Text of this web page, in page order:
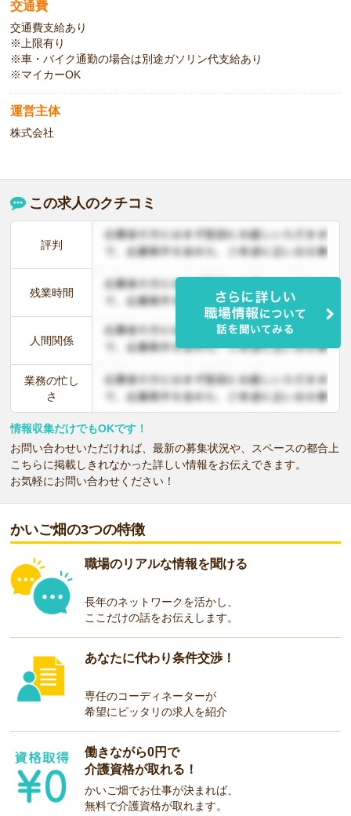
交通費
交通費支給あり
※上限有り
※車・バイク通勤の場合は別途ガソリン代支給あり
※マイカーOK
運営主体
株式会社
この求人のクチコミ
評判
残業時間
人間関係
業務の忙し
さ
情報収集だけでもOKです！
お問い合わせいただければ、最新の募集状況や、スペースの都合上
こちらに掲載しきれなかった詳しい情報をお伝えできます。
お気軽にお問い合わせください！
かいご畑の3つの特徴
職場のリアルな情報を聞ける
長年のネットワークを活かし、
ここだけの話をお伝えします。
あなたに代わり条件交渉！
専任のコーディネーターが
希望にピッタリの求人を紹介
働きながら0円で
介護資格が取れる！
かいご畑でお仕事が決まれば、
無料で介護資格が取れます。